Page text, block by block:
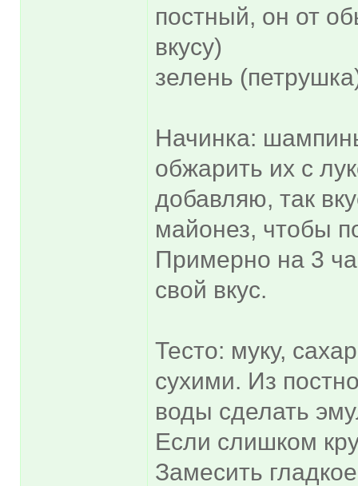
постный, он от
вкусу)
зелень
Начинка:
обжарить их с
добавляю, так
майонез, чтобы
Примерно на 3
свой вкус.
Тесто: муку,
сухими. Из
воды сделать
Если слишком
Замесить